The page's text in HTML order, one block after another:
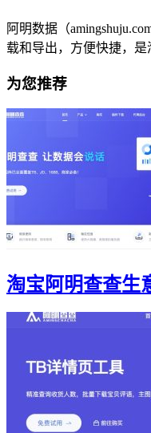
阿明数据（
载和导出，方便快捷，是
为您推荐
淘宝阿明查查生